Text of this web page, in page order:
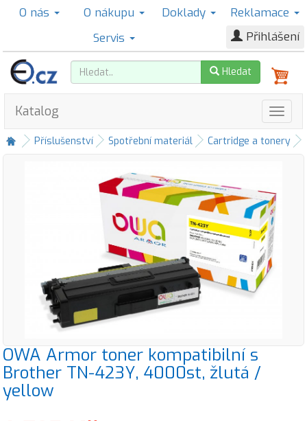
O nás O nákupu Doklady
Reklamace
Servis
Přihlášení
Hledat
Katalog
Příslušenství Spotřební materiál Cartridge a tonery
OWA Armor toner kompatibilní s
Brother TN-423Y, 4000st, žlutá /
yellow